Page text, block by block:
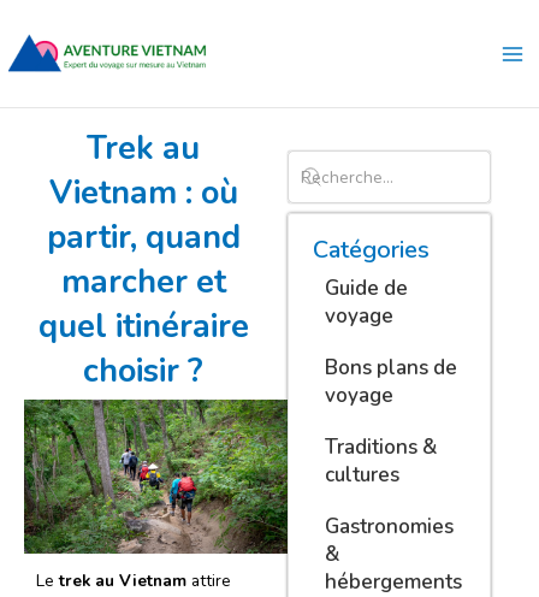
contenu
Trek au
Vietnam : où
partir, quand
marcher et
quel itinéraire
choisir ?
Letrek au Vietnam attire
Catégories
Guide de
voyage
Bons plans de
voyage
Traditions &
cultures
Gastronomies
&
hébergements